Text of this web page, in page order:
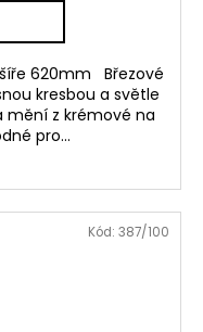
620mm Březové
kresbou a světle
mění z krémové na
pro...
Kód: 387/100